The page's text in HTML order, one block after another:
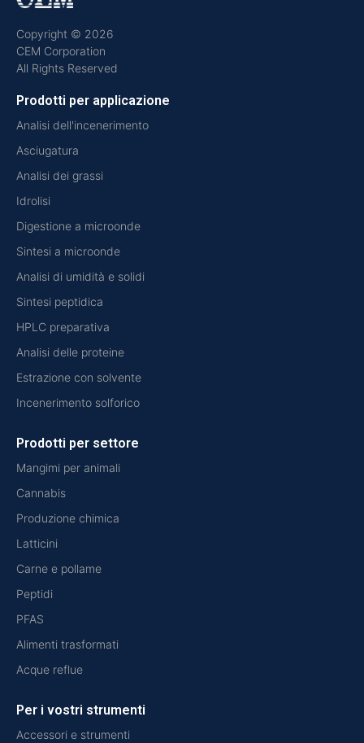
Copyright © 2026
CEM Corporation
All Rights Reserved
Prodotti per applicazione
Analisi dell'incenerimento
Asciugatura
Analisi dei grassi
Idrolisi
Digestione a microonde
Sintesi a microonde
Analisi di umidità e solidi
Sintesi peptidica
HPLC preparativa
Analisi delle proteine
Estrazione con solvente
Incenerimento solforico
Prodotti per settore
Mangimi per animali
Cannabis
Produzione chimica
Latticini
Carne e pollame
Peptidi
PFAS
Alimenti trasformati
Acque reflue
Per i vostri strumenti
Accessori e strumenti